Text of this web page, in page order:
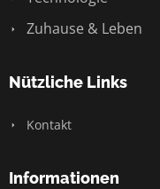
Zuhause & Leben
Nützliche Links
Kontakt
Informationen